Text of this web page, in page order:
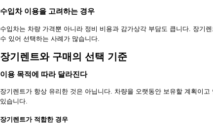
수입차 이용을 고려하는 경우
수입차는 차량 가격뿐 아니라 정비 비용과 감가상각 부담도 큽니다. 장기
수 있어 선택하는 사례가 많습니다.
장기렌트와 구매의 선택 기준
이용 목적에 따라 달라진다
장기렌트가 항상 유리한 것은 아닙니다. 차량을 오랫동안 보유할 계획이
있습니다.
장기렌트가 적합한 경우